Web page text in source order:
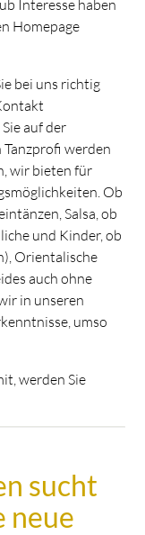
Interesse haben
Homepage
bei uns richtig
auf der
Tanzprofi werden
wir bieten für
Ob
Salsa, ob
und Kinder, ob
Orientalische
auch ohne
in unseren
umso
werden Sie
sucht
neue